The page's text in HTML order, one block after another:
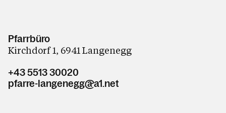
Pfarrbüro
Kirchdorf 1, 6941 Langenegg
+43 5513 30020
pfarre-langenegg@a1.net